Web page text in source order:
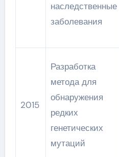
наследственные
заболевания
2015
Разработка
метода для
обнаружения
редких
генетических
мутаций